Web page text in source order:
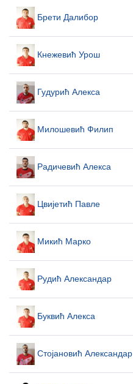
Брети Далибор
Кнежевић Урош
Гудурић Алекса
Милошевић Филип
Радичевић Алекса
Цвијетић Павле
Микић Марко
Рудић Александар
Буквић Алекса
Стојановић Александар